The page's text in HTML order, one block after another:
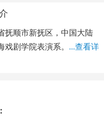
抚顺市新抚区，中国大陆
戏剧学院表演系。 ...查看详